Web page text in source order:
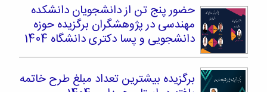
حضور پنج تن از دانشجویان دانشکده
مهندسی در پژوهشگران برگزیده حوزه
دانشجویی و پسا دکتری دانشگاه 1404
برگزیده بیشترین تعداد مبلغ طرح خاتمه